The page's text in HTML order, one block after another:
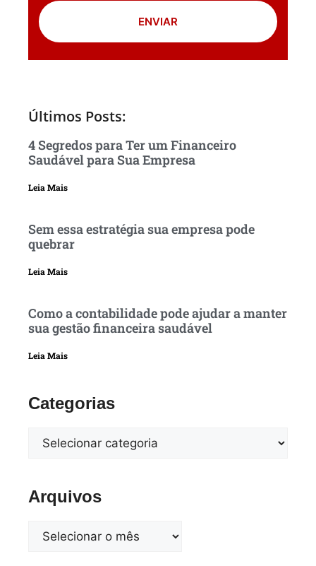
ENVIAR
Últimos Posts:
4 Segredos para Ter um Financeiro
Saudável para Sua Empresa
Leia Mais
Sem essa estratégia sua empresa pode
quebrar
Leia Mais
Como a contabilidade pode ajudar a manter
sua gestão financeira saudável
Leia Mais
Categorias
Arquivos